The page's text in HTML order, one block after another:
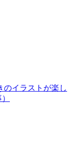
のイラストが楽し